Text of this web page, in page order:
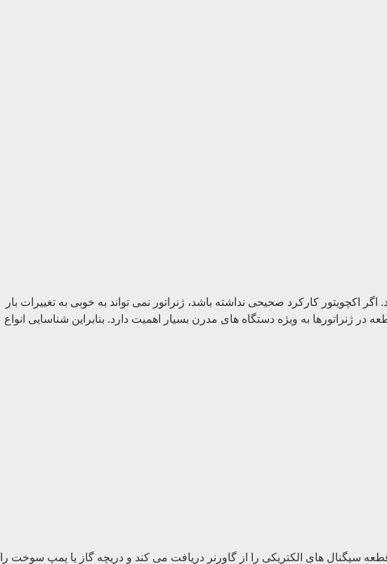
اکچویتور کارکرد صحیحی نداشته باشد، ژنراتور نمی تواند به خوبی به تغییرات بار
به ویژه دستگاه های مدرن بسیار اهمیت دارد. بنابراین شناسایی انواع
سیگنال های الکتریکی را از گاورنر دریافت می کند و دریچه گاز یا پمپ سوخت را